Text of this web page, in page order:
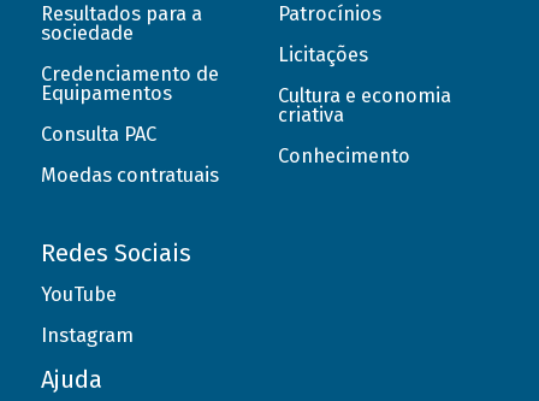
Resultados para a
sociedade
Credenciamento de
Equipamentos
Consulta PAC
Moedas contratuais
Patrocínios
Licitações
Cultura e economia
criativa
Conhecimento
Redes Sociais
YouTube
Instagram
Ajuda